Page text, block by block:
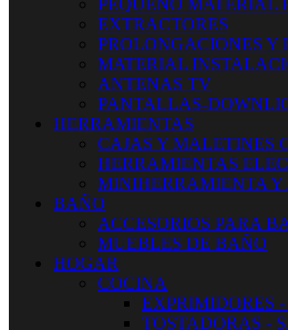
PEQUEÑO MATERIAL
EXTRACTORES
PROLONGACIONES Y
MATERIAL
ANTENAS TV
PANTALLAS-
HERRAMIENTAS
CAJAS Y MALETINES
HERRAMIENTAS
MINIHERRAMIENTA Y
BAÑO
ACCESORIOS PARA
MUEBLES DE BAÑO
HOGAR
COCINA
EXPRIMIDORES
TOSTADORAS -